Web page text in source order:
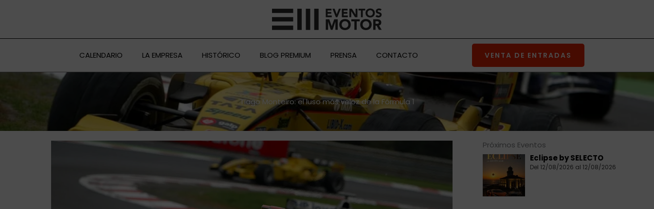
CALENDARIO LA EMPRESA HISTÓRICO BLOG PREMIUM PRENSA CONTACTO VENTA DE ENTRADAS
Tiago Monteiro: el luso más veloz de la Fórmula 1
Próximos Eventos
Eclipse by SELECTO
Del 12/08/2026 al 12/08/2026